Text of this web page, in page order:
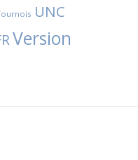
UNC
Version